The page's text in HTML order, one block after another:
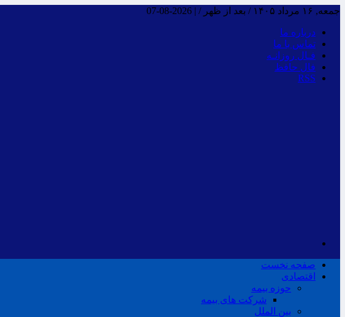
جمعه, ۱۶ مرداد ۱۴۰۵ / بعد از ظهر / |
2026-08-07
درباره ما
تماس با ما
فـال روزانـه
فال حافظ
RSS
صفحه نخست
اقتصادی
حوزه بیمه
شرکت های بیمه
بین الملل